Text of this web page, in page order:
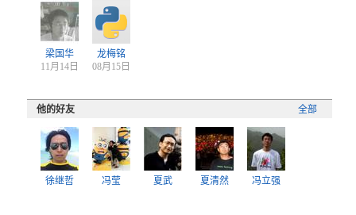
梁国华
11月14日
龙梅铭
08月15日
全部
他的好友
徐继哲 冯莹 夏武 夏清然 冯立强